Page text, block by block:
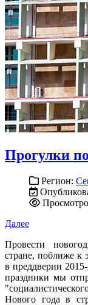
Прогулки
Регион:
Далее
Провести
стране, поближе к
в преддверии
праздники мы
Нового года в